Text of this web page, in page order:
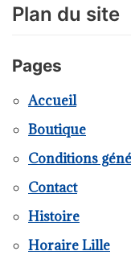
Plan du site
Pages
Accueil
Boutique
Conditions
Contact
Histoire
Horaire Lille